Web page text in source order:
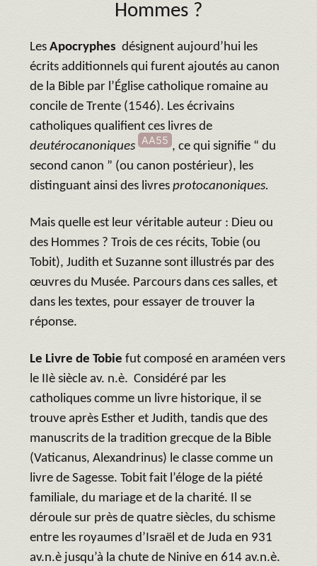
Hommes ?
Les Apocryphes désignent aujourd’hui les
écrits additionnels qui furent ajoutés au canon
de la Bible par l’Église catholique romaine au
concile de Trente (1546). Les écrivains
catholiques qualifient ces livres de
deutérocanoniques AA55 , ce qui signifie “ du
second canon ” (ou canon postérieur), les
distinguant ainsi des livres protocanoniques.
Mais quelle est leur véritable auteur : Dieu ou
des Hommes ? Trois de ces récits, Tobie (ou
Tobit), Judith et Suzanne sont illustrés par des
œuvres du Musée. Parcours dans ces salles, et
dans les textes, pour essayer de trouver la
réponse.
Le Livre de Tobie fut composé en araméen vers
le IIè siècle av. n.è. Considéré par les
catholiques comme un livre historique, il se
trouve après Esther et Judith, tandis que des
manuscrits de la tradition grecque de la Bible
(Vaticanus, Alexandrinus) le classe comme un
livre de Sagesse. Tobit fait l’éloge de la piété
familiale, du mariage et de la charité. Il se
déroule sur près de quatre siècles, du schisme
entre les royaumes d’Israël et de Juda en 931
av.n.è jusqu’à la chute de Ninive en 614 av.n.è.